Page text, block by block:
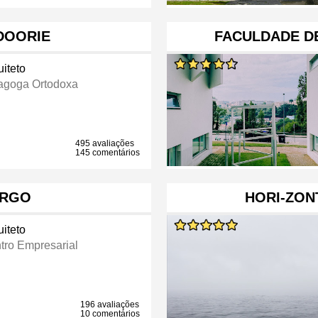
Ortodoxa
495 avaliações
145 comentários
FACULDADE
Empresarial
196 avaliações
10 comentários
HORI-